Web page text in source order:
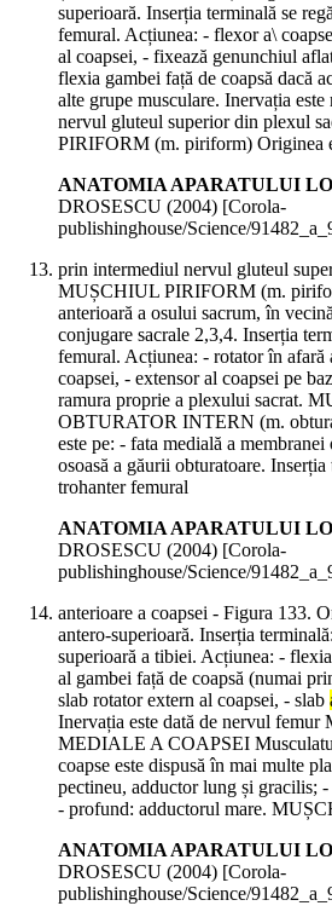
superioară. Inserția terminală se
femural. Acțiunea: - flexor a\
al coapsei, - fixează genunchiul
flexia gambei față de coapsă dacă
alte grupe musculare. Inervația
nervul gluteul superior din plexul
PIRIFORM (m. piriform) Originea
ANATOMIA APARATULUI
DROSESCU (2004) [Corola-
publishinghouse/Science/
prin intermediul nervul gluteul
MUȘCHIUL PIRIFORM (m.
anterioară a osului sacrum, în
conjugare sacrale 2,3,4. Inserția
femural. Acțiunea: - rotator în afară
coapsei, - extensor al coapsei pe
ramura proprie a plexului sacrat.
OBTURATOR INTERN (m.
este pe: - fata medială a
osoasă a găurii obturatoare.
trohanter femural
ANATOMIA APARATULUI
DROSESCU (2004) [Corola-
publishinghouse/Science/
anterioare a coapsei - Figura 133.
antero-superioară. Inserția
superioară a tibiei. Acțiunea: -
al gambei față de coapsă (numai
slab rotator extern al coapsei, - slab
Inervația este dată de nervul
MEDIALE A COAPSEI
coapse este dispusă în mai multe
pectineu, adductor lung și gracilis;
- profund: adductorul mare.
ANATOMIA APARATULUI
DROSESCU (2004) [Corola-
publishinghouse/Science/